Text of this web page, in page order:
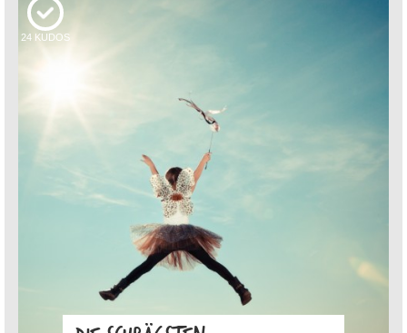
24 KUDOS